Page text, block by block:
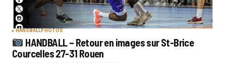
HANDBALLPHOTOS
HANDBALL – Retour en images sur St-Brice
Courcelles 27-31 Rouen